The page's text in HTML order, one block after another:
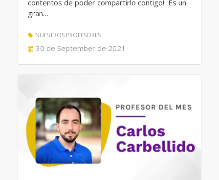
contentos de poder compartirlo contigo! Es un
gran…
NUESTROS PROFESORES
POSTED
30 de September de 2021